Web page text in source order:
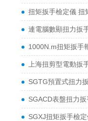
扭矩扳手檢定儀 扭
連電腦數顯扭力扳手
1000N.m扭矩扳手
上海扭剪型電動扳
SGTG預置式扭力
SGACD表盤扭力
SGXJ扭矩扳手檢